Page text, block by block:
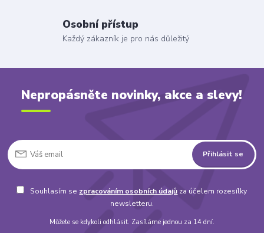
Osobní přístup
Každý zákazník je pro nás důležitý
Nepropásněte novinky, akce a slevy!
Přihlásit se
Souhlasím se zpracováním osobních údajů za účelem rozesílky
newsletteru.
Můžete se kdykoli odhlásit. Zasíláme jednou za 14 dní.